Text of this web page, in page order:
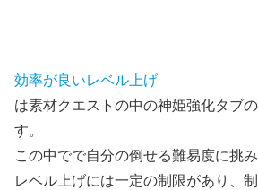
効率が良いレベル上げ
は素材クエストの中の神姫強化タブ
す。
この中でで自分の倒せる難易度に挑み
レベル上げには一定の制限があり、